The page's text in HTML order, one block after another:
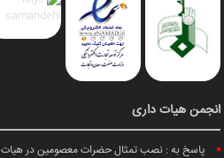
انجمن هیات داری
پاسخ به : نصب تمثال حضرات معصومین در هیات